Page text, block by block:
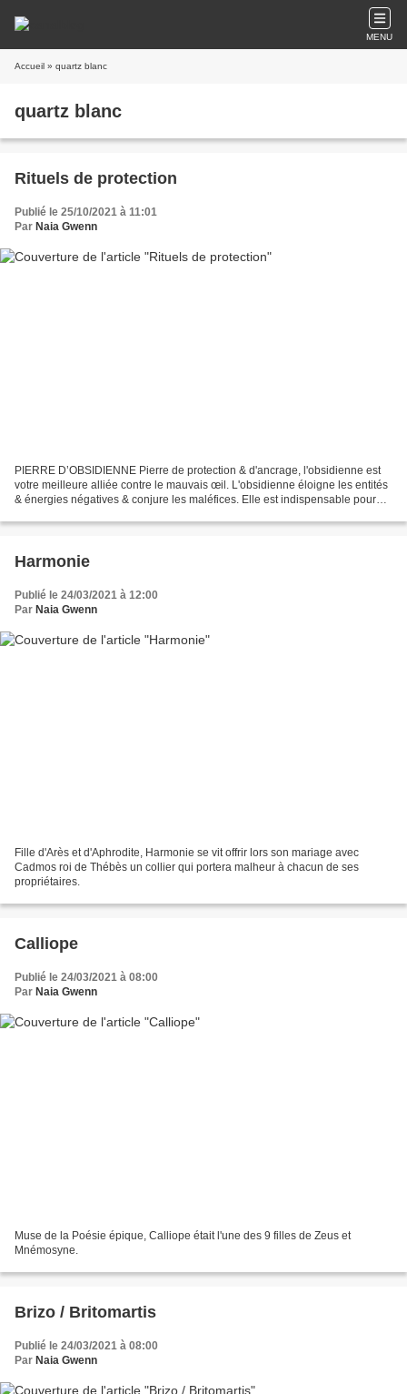
MENU
Accueil » quartz blanc
quartz blanc
Rituels de protection
Publié le 25/10/2021 à 11:01
Par Naia Gwenn
PIERRE D’OBSIDIENNE Pierre de protection & d'ancrage, l'obsidienne est
votre meilleure alliée contre le mauvais œil. L'obsidienne éloigne les entités
& énergies négatives & conjure les maléfices. Elle est indispensable pour
Harmonie
Publié le 24/03/2021 à 12:00
Par Naia Gwenn
Fille d'Arès et d'Aphrodite, Harmonie se vit offrir lors son mariage avec
Cadmos roi de Thébès un collier qui portera malheur à chacun de ses
propriétaires.
Calliope
Publié le 24/03/2021 à 08:00
Par Naia Gwenn
Muse de la Poésie épique, Calliope était l'une des 9 filles de Zeus et
Mnémosyne.
Brizo / Britomartis
Publié le 24/03/2021 à 08:00
Par Naia Gwenn